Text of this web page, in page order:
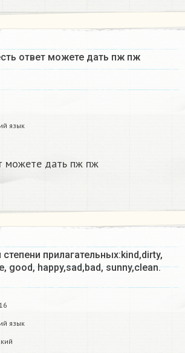
ответ можете дать пж пж
язык
можете дать пж пж
степени прилагательных:kind,dirty,
good, happy,sad,bad, sunny,clean.​
язык